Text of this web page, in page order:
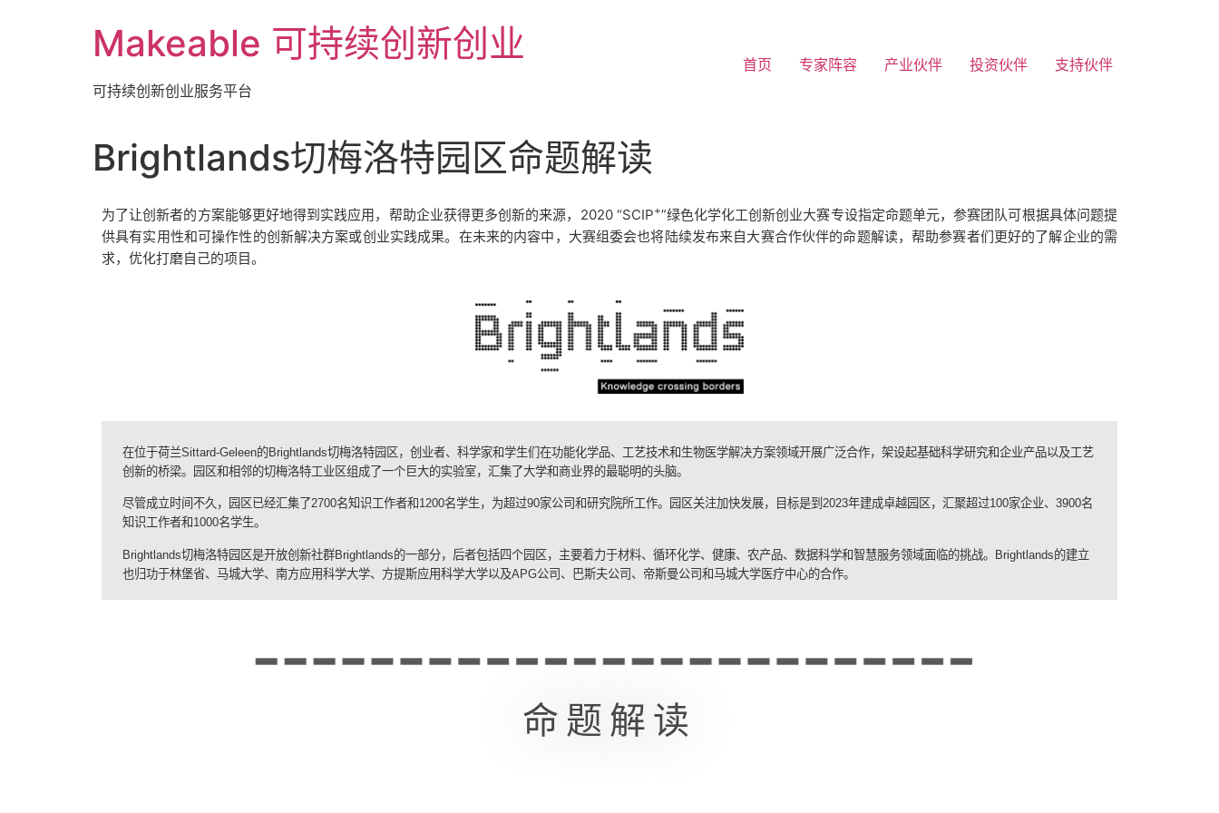
Makeable 可持续创新创业
可持续创新创业服务平台
首页 专家阵容 产业伙伴 投资伙伴 支持伙伴
Brightlands切梅洛特园区命题解读
为了让创新者的方案能够更好地得到实践应用，帮助企业获得更多创新的来源，2020 “SCIP+”绿色化学化工创新创业大赛专设指定命题单元，参赛团队可根据具体问题提
供具有实用性和可操作性的创新解决方案或创业实践成果。 在未来的内容中，大赛组委会也将陆续发布来自大赛合作伙伴的命题解读，帮助参赛者们更好的了解企业的需
求，优化打磨自己的项目。
在位于荷兰Sittard-Geleen的Brightlands切梅洛特园区，创业者、科学家和学生们在功能化学品、工艺技术和生物医学解决方案领域开展广泛合作，架设起基础科学研究和企业产品以及工艺
创新的桥梁。园区和相邻的切梅洛特工业区组成了一个巨大的实验室，汇集了大学和商业界的最聪明的头脑。
尽管成立时间不久，园区已经汇集了2700名知识工作者和 1200名学生，为超过90家公司和研究院所工作。园区关注加快发展，目标是到 2023年建成卓越园区，汇聚超过100家企业、 3900名
知识工作者和 1000名学生。
Brightlands切梅洛特园区是开放创新社群Brightlands的一部分，后者包括四个园区，主要着力于材料、循环化学、健康、农产品、数据科学和智慧服务领域面临的挑战。 Brightlands的建立
也归功于林堡省、马城大学、南方应用科学大学、方提斯应用科学大学以及APG公司、巴斯夫公司、帝斯曼公司和马城大学医疗中心的合作。
命题解读